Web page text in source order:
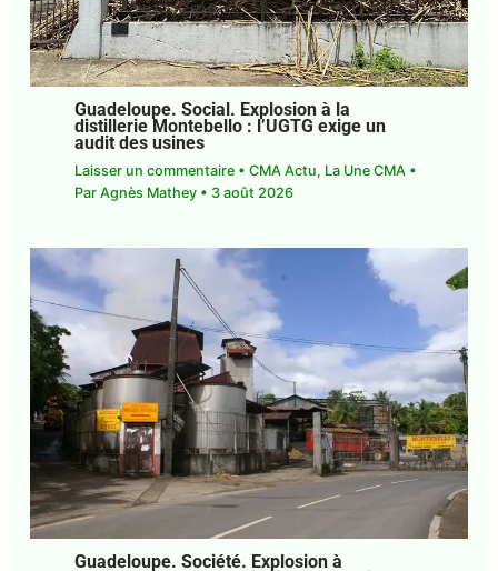
Guadeloupe. Social. Explosion à la
distillerie Montebello : l’UGTG exige un
audit des usines
Laisser un commentaire • CMA Actu, La Une CMA•
Par Agnès Mathey • 3 août 2026
Guadeloupe. Société. Explosion à